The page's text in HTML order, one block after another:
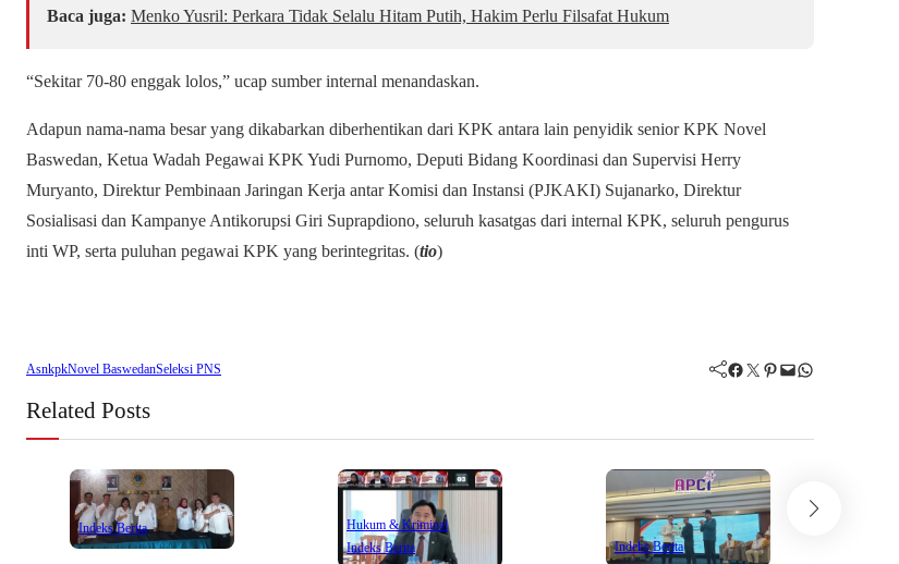
Baca juga: Menko Yusril: Perkara Tidak Selalu Hitam Putih, Hakim Perlu Filsafat Hukum
“Sekitar 70-80 enggak lolos,” ucap sumber internal menandaskan.
Adapun nama-nama besar yang dikabarkan diberhentikan dari KPK antara lain penyidik senior KPK Novel
Baswedan, Ketua Wadah Pegawai KPK Yudi Purnomo, Deputi Bidang Koordinasi dan Supervisi Herry
Muryanto, Direktur Pembinaan Jaringan Kerja antar Komisi dan Instansi (PJKAKI) Sujanarko, Direktur
Sosialisasi dan Kampanye Antikorupsi Giri Suprapdiono, seluruh kasatgas dari internal KPK, seluruh pengurus
inti WP, serta puluhan pegawai KPK yang berintegritas. (tio)
AsnkpkNovel BaswedanSeleksi PNS Facebook Twitter Pinterest Mail WhatsApp
Related Posts
Indeks Berita
Hukum & Kriminal
Indeks Berita
Indeks Berita